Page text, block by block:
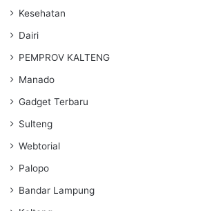
Kesehatan
Dairi
PEMPROV KALTENG
Manado
Gadget Terbaru
Sulteng
Webtorial
Palopo
Bandar Lampung